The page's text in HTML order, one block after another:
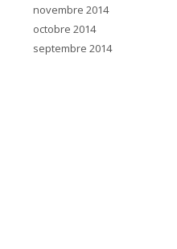
novembre 2014
octobre 2014
septembre 2014